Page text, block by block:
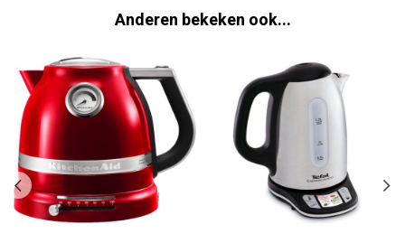
Anderen bekeken ook...